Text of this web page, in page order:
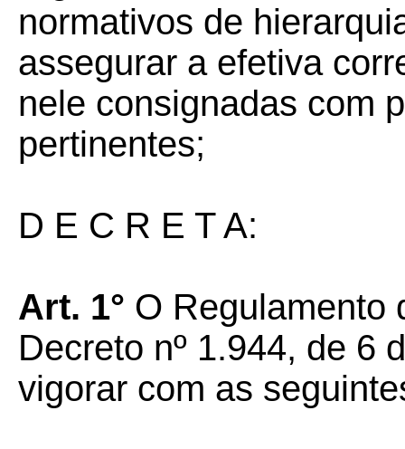
normativos de
assegurar a efetiva
nele consignadas com
pertinentes;
D E C R E T A:
Art. 1° O Regulamento
Decreto nº 1.944, de 6
vigorar com as